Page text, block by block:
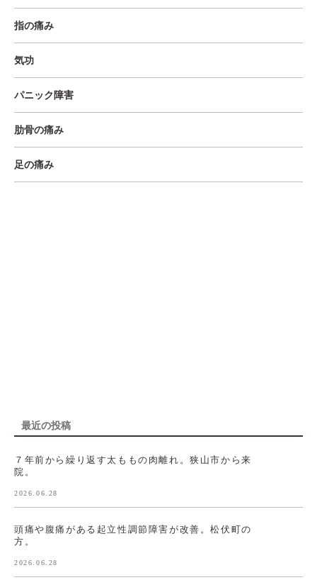
指の痛み
気功
パニック障害
肋骨の痛み
足の痛み
最近の投稿
７年前から繰り返す太ももの肉離れ。狭山市から来
院。
2026.06.28
頭痛や腹痛がある起立性調節障害が改善。松伏町の
方。
2026.06.28